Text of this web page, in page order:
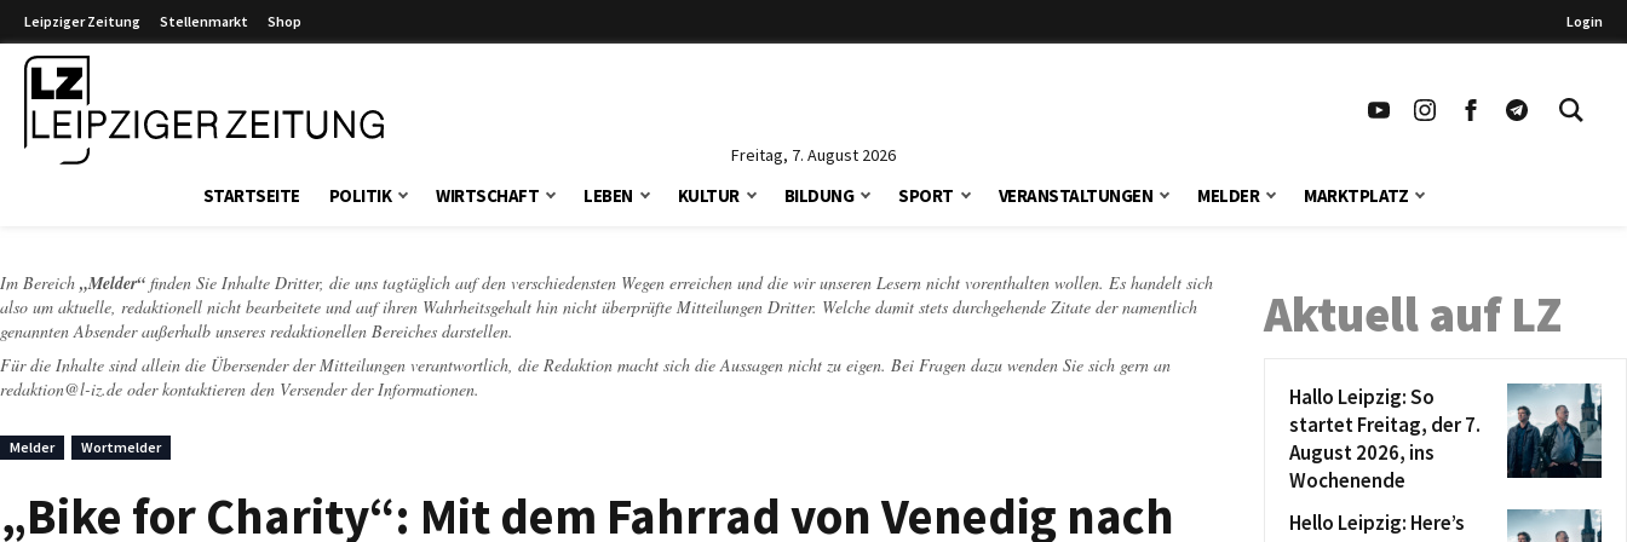
Leipziger Zeitung Stellenmarkt Shop Login
Freitag, 7. August 2026
STARTSEITE POLITIK WIRTSCHAFT LEBEN KULTUR BILDUNG SPORT VERANSTALTUNGEN MELDER MARKTPLATZ
Im Bereich „Melder“ finden Sie Inhalte Dritter, die uns tagtäglich auf den verschiedensten Wegen erreichen und die wir unseren Lesern nicht vorenthalten wollen. Es handelt sich
also um aktuelle, redaktionell nicht bearbeitete und auf ihren Wahrheitsgehalt hin nicht überprüfte Mitteilungen Dritter. Welche damit stets durchgehende Zitate der namentlich
genannten Absender außerhalb unseres redaktionellen Bereiches darstellen.
Für die Inhalte sind allein die Übersender der Mitteilungen verantwortlich, die Redaktion macht sich die Aussagen nicht zu eigen. Bei Fragen dazu wenden Sie sich gern an
redaktion@l-iz.de oder kontaktieren den Versender der Informationen.
Melder Wortmelder
„Bike for Charity“: Mit dem Fahrrad von Venedig nach
Aktuell auf LZ
Hallo Leipzig: So
startet Freitag, der 7.
August 2026, ins
Wochenende
Hello Leipzig: Here’s